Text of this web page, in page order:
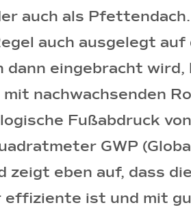
auch als
auch ausgelegt
dann eingebracht
nachwachsenden
Fußabdruck
GWP
zeigt eben auf, dass
ist und mit